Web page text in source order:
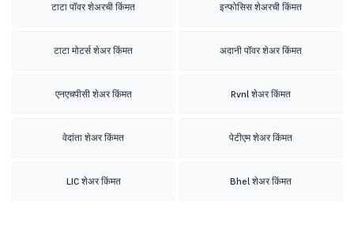
टाटा पॉवर शेअरची किंमत इन्फोसिस शेअरची किंमत
टाटा मोटर्स शेअर किंमत अदानी पॉवर शेअर किंमत
एनएचपीसी शेअर किंमत Rvnl शेअर किंमत
वेदांता शेअर किंमत पेटीएम शेअर किंमत
LIC शेअर किंमत Bhel शेअर किंमत